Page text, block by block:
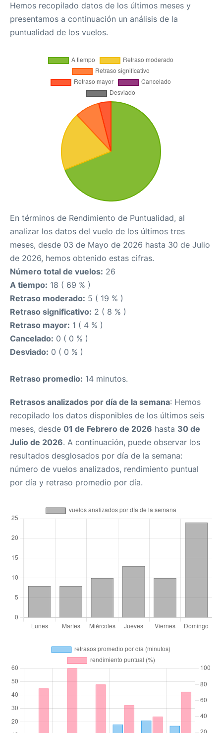
Hemos recopilado datos de los últimos meses y
presentamos a continuación un análisis de la
puntualidad de los vuelos.
En términos de Rendimiento de Puntualidad, al
analizar los datos del vuelo de los últimos tres
meses, desde 03 de Mayo de 2026 hasta 30 de Julio
de 2026, hemos obtenido estas cifras.
Número total de vuelos: 26
A tiempo: 18 ( 69 % )
Retraso moderado: 5 ( 19 % )
Retraso significativo: 2 ( 8 % )
Retraso mayor: 1 ( 4 % )
Cancelado: 0 ( 0 % )
Desviado: 0 ( 0 % )
Retraso promedio: 14 minutos.
Retrasos analizados por día de la semana: Hemos
recopilado los datos disponibles de los últimos seis
meses, desde 01 de Febrero de 2026 hasta 30 de
Julio de 2026. A continuación, puede observar los
resultados desglosados por día de la semana:
número de vuelos analizados, rendimiento puntual
por día y retraso promedio por día.